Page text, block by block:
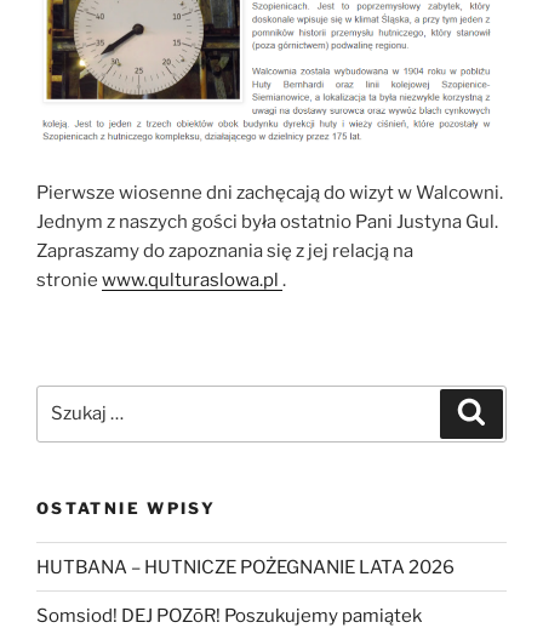
Pierwsze wiosenne dni zachęcają do wizyt w Walcowni.
Jednym z naszych gości była ostatnio Pani Justyna Gul.
Zapraszamy do zapoznania się z jej relacją na
stronie www.qulturaslowa.pl .
OSTATNIE WPISY
HUTBANA – HUTNICZE POŻEGNANIE LATA 2026
Somsiod! DEJ POZōR! Poszukujemy pamiątek